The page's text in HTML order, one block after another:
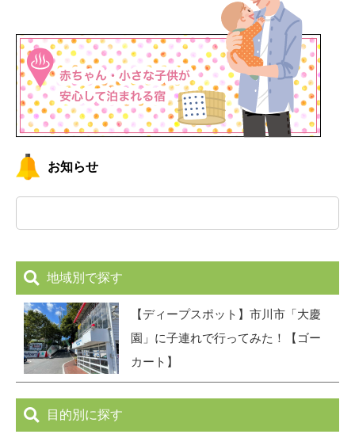
お知らせ
地域別で探す
【ディープスポット】市川市「大慶
園」に子連れで行ってみた！【ゴー
カート】
目的別に探す